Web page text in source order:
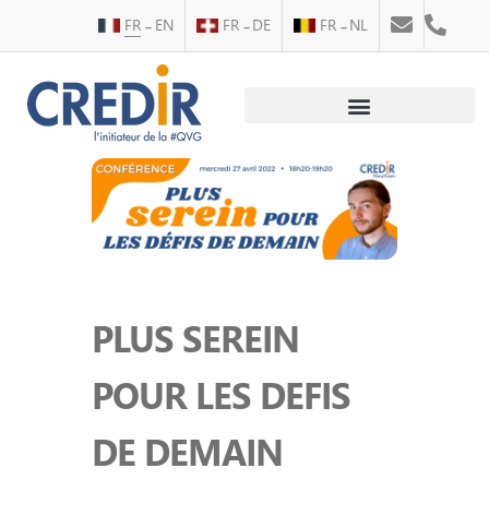
FR EN FR DE FR NL
PLUS SEREIN
POUR LES DEFIS
DE DEMAIN